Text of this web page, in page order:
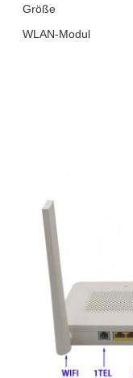
Größe
WLAN-Modul